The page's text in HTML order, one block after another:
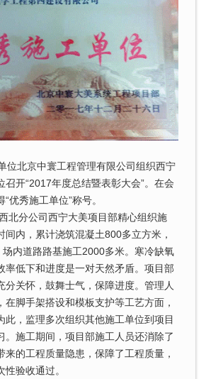
北京中寰工程管理有限公司组织西宁
召开“2017年度总结暨表彰大会”。在会
优秀施工单位”称号。
分公司西宁大美项目部精心组织施
间内，累计浇筑混凝土800多立方米，
内道路路基施工2000多米。寒冷缺氧
率低下和进度是一对天然矛盾。项目部
分关怀，鼓舞士气，保障进度。管理人
在脚手架搭设和模板支护等工艺方面，
此，监理多次组织其他施工单位到项目
。施工期间，项目部施工人员还消除了
来的工程质量隐患，保障了工程质量，
验收通过。